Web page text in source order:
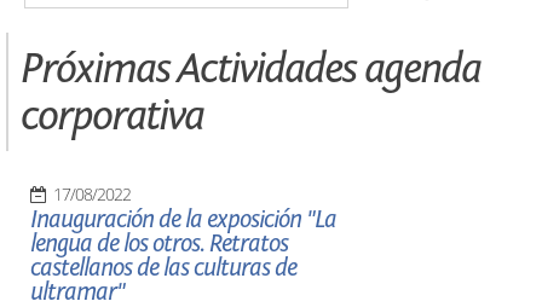
Próximas Actividades agenda
corporativa
17/08/2022
Inauguración de la exposición "La
lengua de los otros. Retratos
castellanos de las culturas de
ultramar"